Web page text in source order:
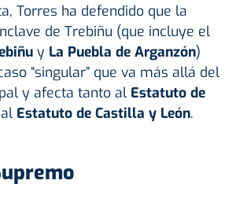
Torres ha defendido que la
de Trebiñu (que incluye el
y La Puebla de Arganzón)
“singular” que va más allá del
y afecta tanto al Estatuto de
Estatuto de Castilla y León.